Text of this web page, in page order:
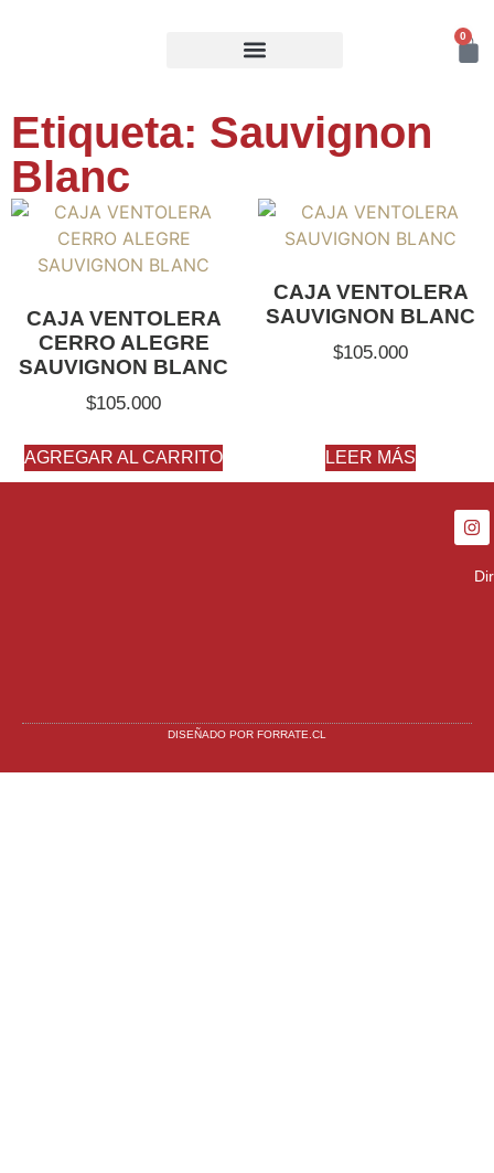
0
Etiqueta: Sauvignon
Blanc
CAJA VENTOLERA
CERRO ALEGRE
SAUVIGNON BLANC
$105.000
AGREGAR AL CARRITO
CAJA VENTOLERA
SAUVIGNON BLANC
$105.000
LEER MÁS
DISEÑADO POR FORRATE.CL